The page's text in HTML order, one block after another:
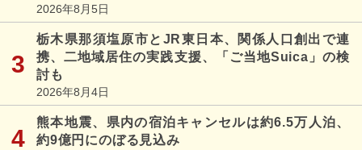
2026年8月5日
栃木県那須塩原市とJR東日本、関係人口創出で連
携、二地域居住の実践支援、「ご当地Suica」の検
討も
2026年8月4日
熊本地震、県内の宿泊キャンセルは約6.5万人泊、
約9億円にのぼる見込み